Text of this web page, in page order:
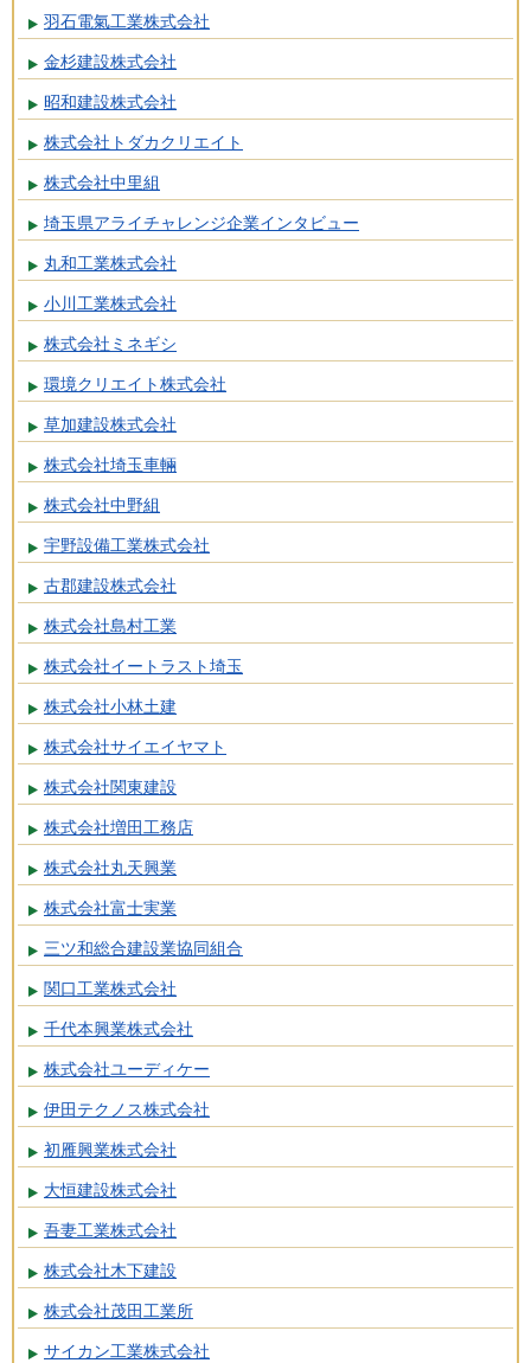
羽石電氣工業株式会社
金杉建設株式会社
昭和建設株式会社
株式会社トダカクリエイト
株式会社中里組
埼玉県アライチャレンジ企業インタビュー
丸和工業株式会社
小川工業株式会社
株式会社ミネギシ
環境クリエイト株式会社
草加建設株式会社
株式会社埼玉車輛
株式会社中野組
宇野設備工業株式会社
古郡建設株式会社
株式会社島村工業
株式会社イートラスト埼玉
株式会社小林土建
株式会社サイエイヤマト
株式会社関東建設
株式会社増田工務店
株式会社丸天興業
株式会社富士実業
三ツ和総合建設業協同組合
関口工業株式会社
千代本興業株式会社
株式会社ユーディケー
伊田テクノス株式会社
初雁興業株式会社
大恒建設株式会社
吾妻工業株式会社
株式会社木下建設
株式会社茂田工業所
サイカン工業株式会社